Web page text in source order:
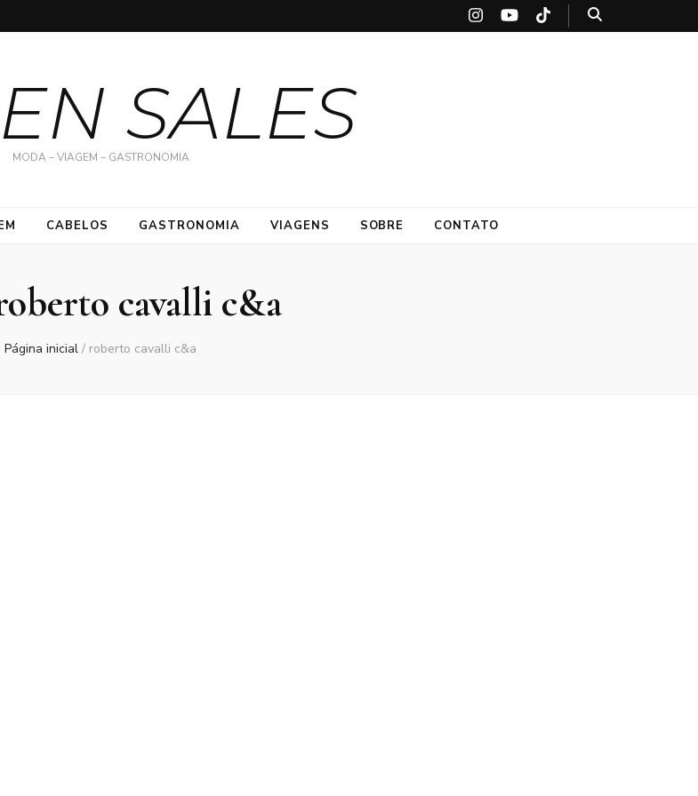
SALES
MODA – VIAGEM – GASTRONOMIA
CABELOS GASTRONOMIA VIAGENS SOBRE CONTATO
cavalli c&a
Página inicial / roberto cavalli c&a